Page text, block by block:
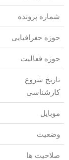
شماره پرونده
حوزه جغرافیایی
حوزه فعالیت
تاریخ شروع
کارشناسی
موبایل
وضعیت
صلاحیت ها